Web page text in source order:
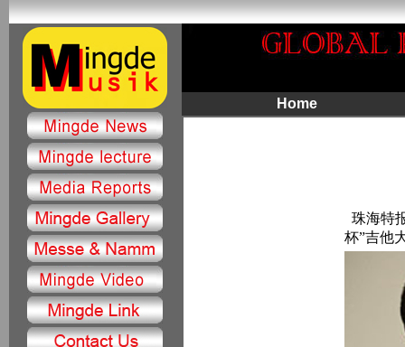
Home
珠海特
杯”吉他